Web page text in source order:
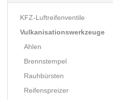
KFZ-Luftreifenventile
Vulkanisationswerkzeuge
Ahlen
Brennstempel
Rauhbürsten
Reifenspreizer